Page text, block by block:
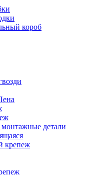
короб
детали
крепеж